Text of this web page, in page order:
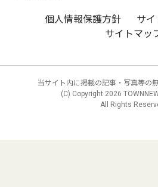
個人情報保護方針
サ
サイトマッ
当サイト内に掲載の記事・写真等の
(C) Copyright 2026
All Rights